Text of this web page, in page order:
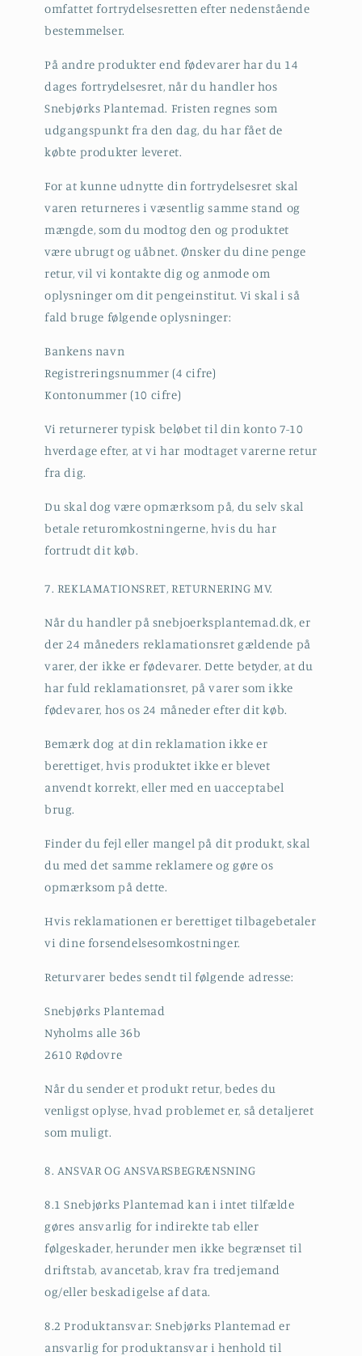
omfattet fortrydelsesretten efter nedenstående
bestemmelser.
På andre produkter end fødevarer har du 14
dages fortrydelsesret, når du handler hos
Snebjørks Plantemad. Fristen regnes som
udgangspunkt fra den dag, du har fået de
købte produkter leveret.
For at kunne udnytte din fortrydelsesret skal
varen returneres i væsentlig samme stand og
mængde, som du modtog den og produktet
være ubrugt og uåbnet. Ønsker du dine penge
retur, vil vi kontakte dig og anmode om
oplysninger om dit pengeinstitut. Vi skal i så
fald bruge følgende oplysninger:
Bankens navn
Registreringsnummer (4 cifre)
Kontonummer (10 cifre)
Vi returnerer typisk beløbet til din konto 7-10
hverdage efter, at vi har modtaget varerne retur
fra dig.
Du skal dog være opmærksom på, du selv skal
betale returomkostningerne, hvis du har
fortrudt dit køb.
7. REKLAMATIONSRET, RETURNERING MV.
Når du handler på snebjoerksplantemad.dk, er
der 24 måneders reklamationsret gældende på
varer, der ikke er fødevarer. Dette betyder, at du
har fuld reklamationsret, på varer som ikke
fødevarer, hos os 24 måneder efter dit køb.
Bemærk dog at din reklamation ikke er
berettiget, hvis produktet ikke er blevet
anvendt korrekt, eller med en uacceptabel
brug.
Finder du fejl eller mangel på dit produkt, skal
du med det samme reklamere og gøre os
opmærksom på dette.
Hvis reklamationen er berettiget tilbagebetaler
vi dine forsendelsesomkostninger.
Returvarer bedes sendt til følgende adresse:
Snebjørks Plantemad
Nyholms alle 36b
2610 Rødovre
Når du sender et produkt retur, bedes du
venligst oplyse, hvad problemet er, så detaljeret
som muligt.
8. ANSVAR OG ANSVARSBEGRÆNSNING
8.1 Snebjørks Plantemad kan i intet tilfælde
gøres ansvarlig for indirekte tab eller
følgeskader, herunder men ikke begrænset til
driftstab, avancetab, krav fra tredjemand
og/eller beskadigelse af data.
8.2 Produktansvar: Snebjørks Plantemad er
ansvarlig for produktansvar i henhold til